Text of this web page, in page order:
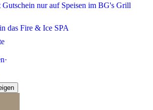
nur auf Speisen im BG's Grill
das Fire & Ice SPA
·